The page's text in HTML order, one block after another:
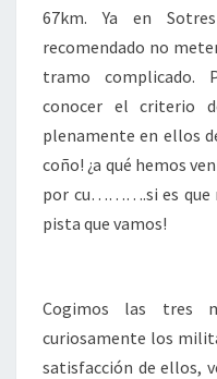
67km. Ya en
recomendado no
tramo complicado.
conocer el criterio
plenamente en ellos
coño! ¿a qué hemos
por cu……….si es que
pista que vamos!
Cogimos las tres
curiosamente los
satisfacción de ellos,